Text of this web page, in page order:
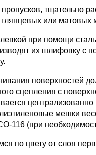
тщательно
или матовых
при помощи
их шлифовку с
поверхностей
сцепления с
мешки
116 (при
по цвету от слоя